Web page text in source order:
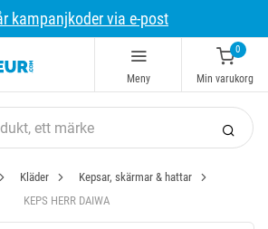
kampanjkoder via e-post
Meny
0
Min varukorg
Kläder
Kepsar, skärmar & hattar
KEPS HERR DAIWA